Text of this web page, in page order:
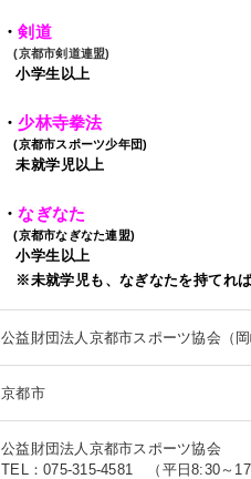
・剣道
(京都市剣道連盟)
小学生以上
・少林寺拳法
(京都市スポーツ少年団)
未就学児以上
・なぎなた
(京都市なぎなた連盟)
小学生以上
※未就学児も、 なぎなたを持てれ
公益財団法人京都市スポーツ協会（
京都市
公益財団法人京都市スポーツ協会
TEL：075-315-4581 （平日8:30～